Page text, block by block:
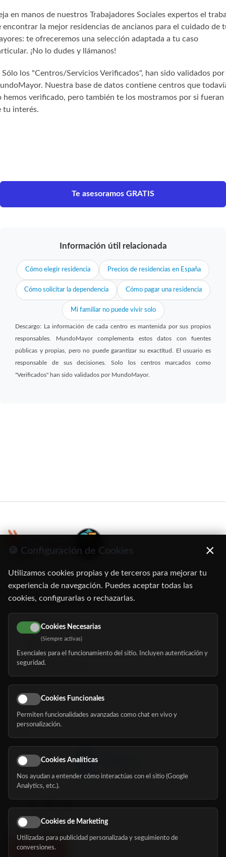
en manos de nuestros Trabajadores Sociales expertos el
encontrar la mejor residencias de ancianos para el cuidado de
te ofreceremos una selección adaptada a tu caso
¡No lo dudes y llámanos!
Sólo los "Centros/Servicios Verificados", han sido validados por
Nuestra base de datos contiene centros que
hemos verificado, pero también te los mostramos por si fueran
tu interés.
Te asesoramos GRATIS
Información útil relacionada
Cómo elegir residencia Precios de residencias en España
Cómo solicitar la dependencia Cómo pagar una residencia
Mi familiar no puede vivir solo
Descargo: La información de cada centro es mantenida por sus propios
responsables. MundoMayor complementa estos datos con fuentes
públicas y propias, pero no puede garantizar su exactitud. El usuario es
responsable de sus decisiones. Solo los centros marcados como
"Verificados" han sido validados por MundoMayor.
C/ Oruro, 11. 28016 Madrid
91 345 06 26
616 113 103
hola@mundomayor.com
Buscador de residencias
Eventos
Nosotros
Síguenos
🍪 Configuración de Cookies ×
Utilizamos cookies propias y de terceros para mejorar tu
experiencia de navegación. Puedes aceptar todas las
cookies, configurarlas o rechazarlas.
Cookies Necesarias
(Siempre activas)
Esenciales para el funcionamiento del sitio. Incluyen autenticación y
seguridad.
Cookies Funcionales
Permiten funcionalidades avanzadas como chat en vivo y
personalización.
Cookies Analíticas
Nos ayudan a entender cómo interactúas con el sitio (Google
Analytics, etc.).
Cookies de Marketing
Utilizadas para publicidad personalizada y seguimiento de
conversiones.